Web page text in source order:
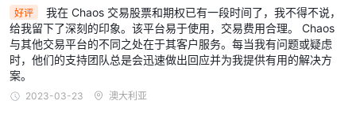
好评
我在 Chaos 交易股票和期权已有一段时间了，我不得不说，
给我留下了深刻的印象。该平台易于使用，交易费用合理。 Chaos
与其他交易平台的不同之处在于其客户服务。每当我有问题或疑虑
时，他们的支持团队总是会迅速做出回应并为我提供有用的解决方
案。
2023-03-23 澳大利亚